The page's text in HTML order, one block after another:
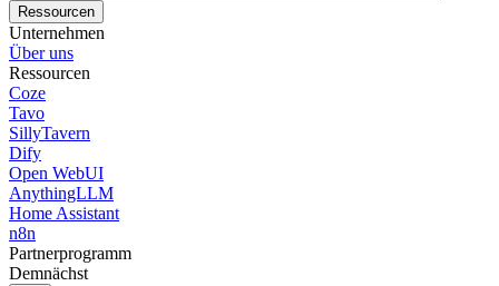
Ressourcen
Unternehmen
Über uns
Ressourcen
Coze
Tavo
SillyTavern
Dify
Open WebUI
AnythingLLM
Home Assistant
n8n
Partnerprogramm
Demnächst